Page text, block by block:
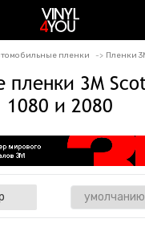
пленки Пленки
пленки 3M
1080 и 2080